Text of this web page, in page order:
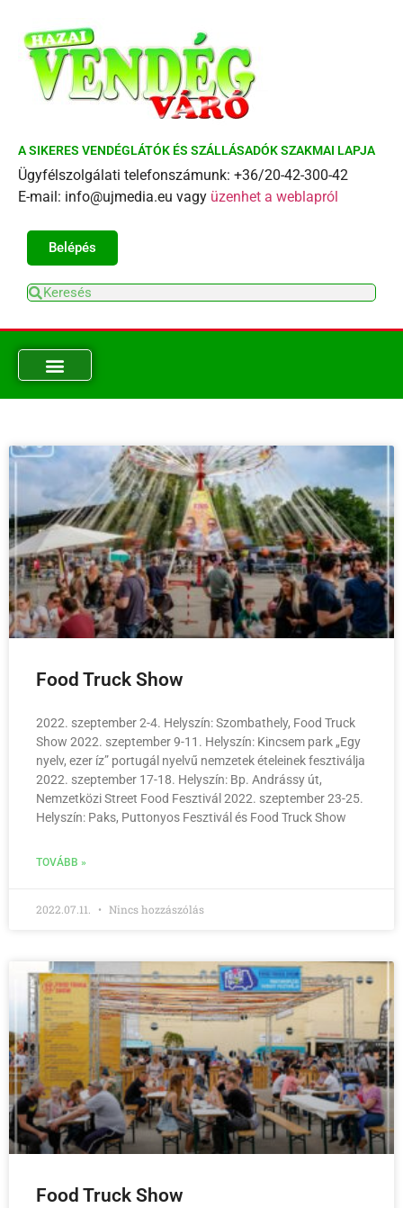
A SIKERES VENDÉGLÁTÓK ÉS SZÁLLÁSADÓK SZAKMAI LAPJA
Ügyfélszolgálati telefonszámunk: +36/20-42-300-42
E-mail: info@ujmedia.eu vagy üzenhet a weblapról
Belépés
Food Truck Show
2022. szeptember 2-4. Helyszín: Szombathely, Food Truck
Show 2022. szeptember 9-11. Helyszín: Kincsem park „Egy
nyelv, ezer íz” portugál nyelvű nemzetek ételeinek fesztiválja
2022. szeptember 17-18. Helyszín: Bp. Andrássy út,
Nemzetközi Street Food Fesztivál 2022. szeptember 23-25.
Helyszín: Paks, Puttonyos Fesztivál és Food Truck Show
TOVÁBB »
2022.07.11. Nincs hozzászólás
Food Truck Show